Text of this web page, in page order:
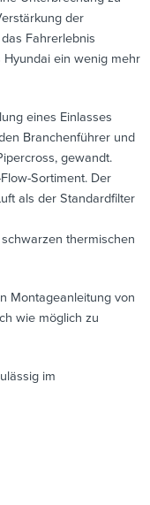
der
Fahrerlebnis
ein wenig mehr
eines Einlasses
Branchenführer und
gewandt.
Sortiment. Der
als der Standardfilter
thermischen
Montageanleitung von
wie möglich zu
im